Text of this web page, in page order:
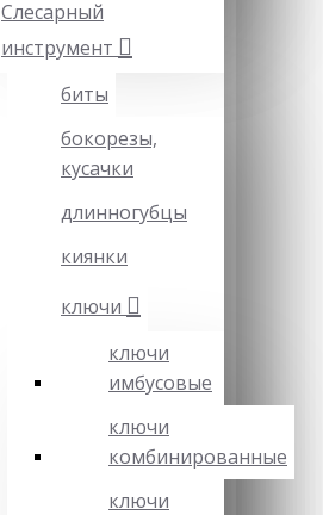
Слесарный
инструмент
биты
бокорезы,
кусачки
длинногубцы
киянки
ключи
ключи
имбусовые
ключи
комбинированные
ключи